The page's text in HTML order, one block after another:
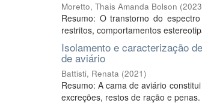
Moretto, Thais Amanda Bolson (2023
Resumo: O transtorno do
restritos, comportamentos
Isolamento e caracterização
de aviário
Battisti, Renata (2021)
Resumo: A cama de aviário
excreções, restos de ração e